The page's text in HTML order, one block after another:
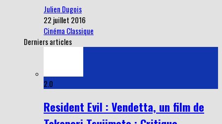
Julien Dugois
22 juillet 2016
Cinéma Classique
Derniers articles
2.0
Resident Evil : Vendetta, un film de